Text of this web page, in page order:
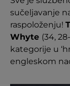
sučeljavanje
raspoloženju!
Whyte (34,
kategorije u
engleskom